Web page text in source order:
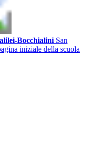
Bocchialini San
iniziale della scuola